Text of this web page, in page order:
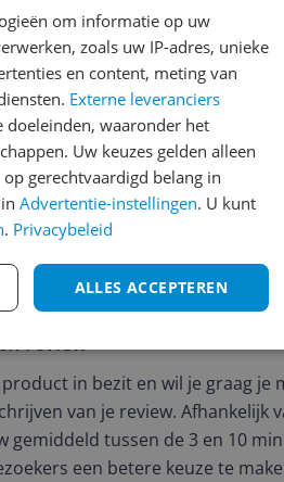
goed geluid en blijven goed
review
in bezit en wil je graag je
van je review. Afhankelijk
gemiddeld tussen de 3 en 10
een betere keuze te
om informatie op uw
zoals uw IP-adres, unieke
en content, meting van
Externe leveranciers
doeleinden, waaronder het
Uw keuzes gelden alleen
gerechtvaardigd belang in
Advertentie-instellingen. U kunt
. Privacybeleid
ALLES ACCEPTEREN